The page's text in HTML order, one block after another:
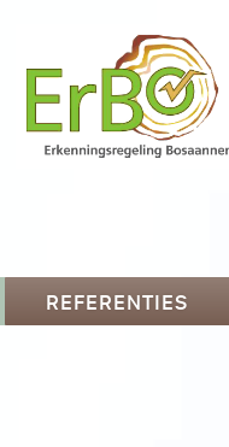
REFERENTIES